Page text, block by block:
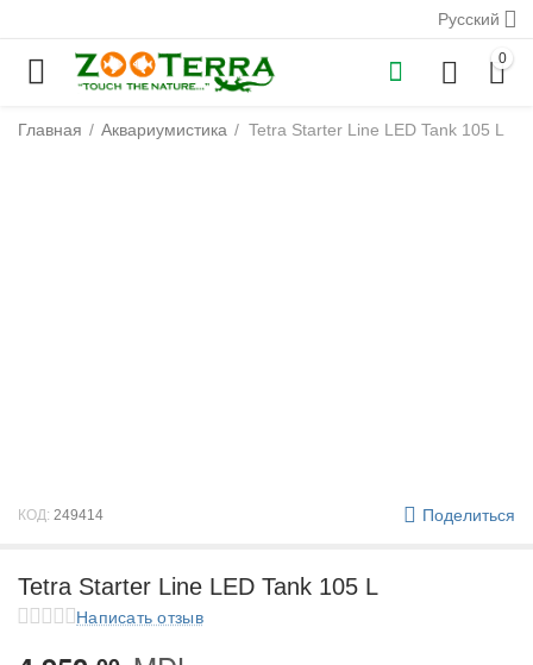
Русский
0
Главная / Аквариумистика / Tetra Starter Line LED Tank 105 L
КОД: 249414 Поделиться
Tetra Starter Line LED Tank 105 L
Написать отзыв